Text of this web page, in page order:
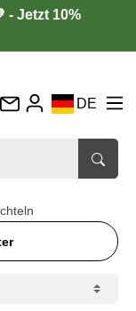
- Jetzt 10%
DE
IT